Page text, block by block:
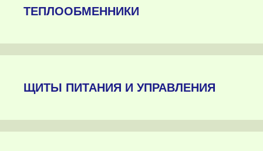
ТЕПЛООБМЕННИКИ
ЩИТЫ ПИТАНИЯ И УПРАВЛЕНИЯ